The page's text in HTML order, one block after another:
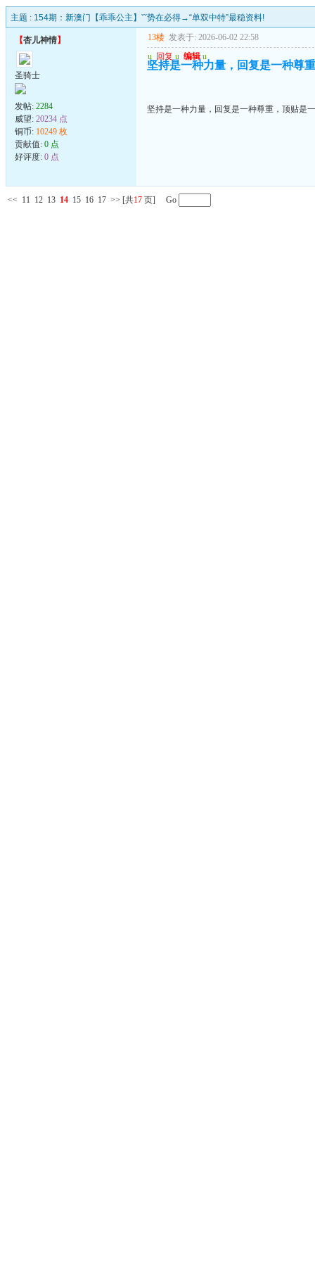
主题 : 154期：新澳门【乖乖公主】ˇˇ势在必得→“单双中特”最稳资料!
【杏儿神情】
圣骑士
发帖: 2284
威望: 20234 点
铜币: 10249 枚
贡献值: 0 点
好评度: 0 点
13楼 发表于: 2026-06-02 22:58
u 回复 u 编辑 u
坚持是一种力量，回复是一种尊
坚持是一种力量，回复是一种尊重，顶贴是
<< 11 12 13 14 15 16 17 >> [共17 页] Go